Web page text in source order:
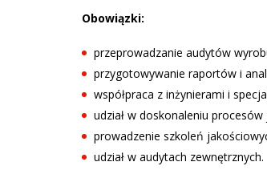
Obowiązki:
przeprowadzanie audytów
przygotowywanie raportów i
współpraca z inżynierami i
udział w doskonaleniu
prowadzenie szkoleń
udział w audytach zewnętrznych.